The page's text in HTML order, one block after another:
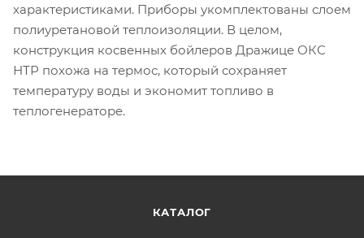
характеристиками. Приборы укомплектованы слоем
полиуретановой теплоизоляции. В целом,
конструкция косвенных бойлеров Дражице ОКС
НТР похожа на термос, который сохраняет
температуру воды и экономит топливо в
теплогенераторе.
КАТАЛОГ